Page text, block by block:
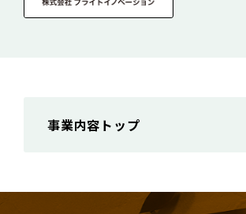
事業内容トップ